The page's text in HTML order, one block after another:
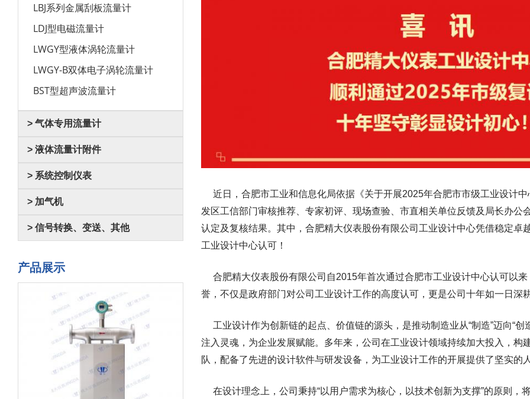
LBJ系列金属刮板流量计
LDJ型电磁流量计
LWGY型液体涡轮流量计
LWGY-B双体电子涡轮流量计
BST型超声波流量计
> 气体专用流量计
> 液体流量计附件
> 系统控制仪表
> 加气机
> 信号转换、变送、其他
产品展示
近日，合肥市工业和信息化局依据《关于开展2025年合肥市市级工业设计
发区工信部门审核推荐、专家初评、现场查验、市直相关单位反馈及局长办
认定及复核结果。其中，合肥精大仪表股份有限公司工业设计中心凭借稳定
工业设计中心认可！
合肥精大仪表股份有限公司自2015年首次通过合肥市工业设计中心认可以
誉，不仅是政府部门对公司工业设计工作的高度认可，更是公司十年如一日深
工业设计作为创新链的起点、价值链的源头，是推动制造业从“制造”迈向“
注入灵魂，为企业发展赋能。多年来，公司在工业设计领域持续加大投入，
队，配备了先进的设计软件与研发设备，为工业设计工作的开展提供了坚实的
在设计理念上，公司秉持“以用户需求为核心，以技术创新为支撑”的原则，